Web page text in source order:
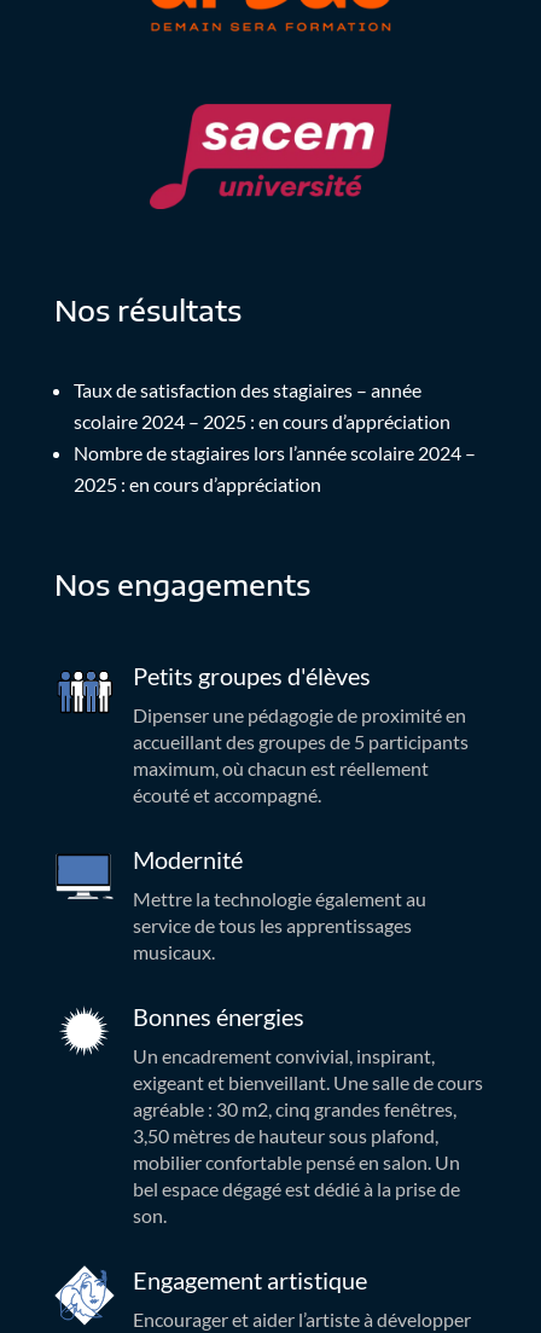
Nos résultats
Taux de satisfaction des stagiaires – année
scolaire 2024 – 2025 : en cours d’appréciation
Nombre de stagiaires lors l’année scolaire 2024 –
2025 : en cours d’appréciation
Nos engagements
Petits groupes d'élèves
Dipenser une pédagogie de proximité en
accueillant des groupes de 5 participants
maximum, où chacun est réellement
écouté et accompagné.
Modernité
Mettre la technologie également au
service de tous les apprentissages
musicaux.
Bonnes énergies
Un encadrement convivial, inspirant,
exigeant et bienveillant. Une salle de cours
agréable : 30 m2, cinq grandes fenêtres,
3,50 mètres de hauteur sous plafond,
mobilier confortable pensé en salon. Un
bel espace dégagé est dédié à la prise de
son.
Engagement artistique
Encourager et aider l’artiste à développer